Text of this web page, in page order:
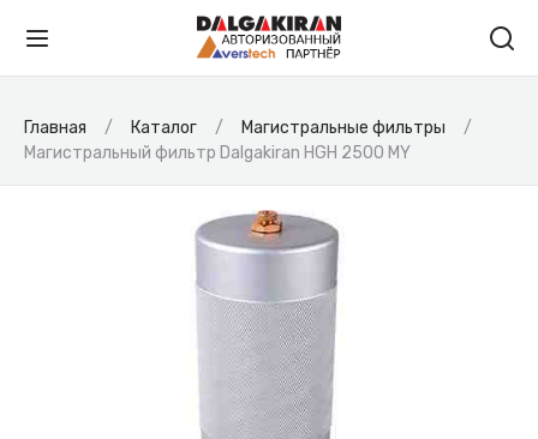
Главная Каталог
Магистральные фильтры
Магистральный фильтр Dalgakiran HGH 2500 MY